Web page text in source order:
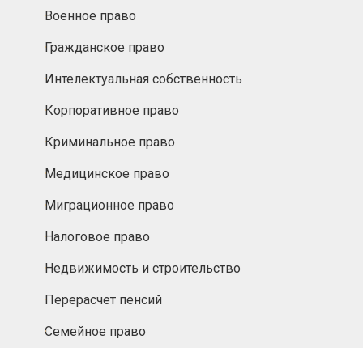
Военное право
Гражданское право
Интелектуальная собственность
Корпоративное право
Криминальное право
Медицинское право
Миграционное право
Налоговое право
Недвижимость и строительство
Перерасчет пенсий
Семейное право